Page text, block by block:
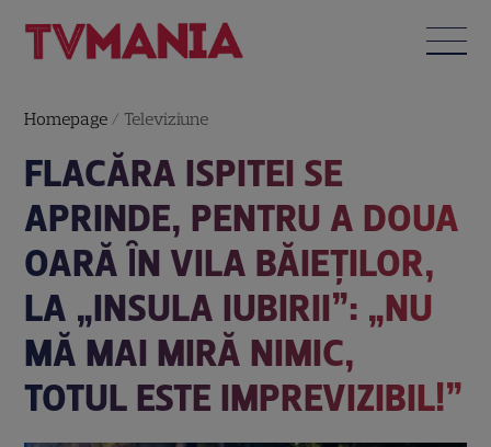
Homepage / Televiziune
FLACĂRA ISPITEI SE
APRINDE, PENTRU A DOUA
OARĂ ȊN VILA BĂIEŢILOR,
LA „INSULA IUBIRII”: „NU
MĂ MAI MIRĂ NIMIC,
TOTUL ESTE IMPREVIZIBIL!”